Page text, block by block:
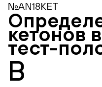
№AN18KET
кетонов
тест-
В